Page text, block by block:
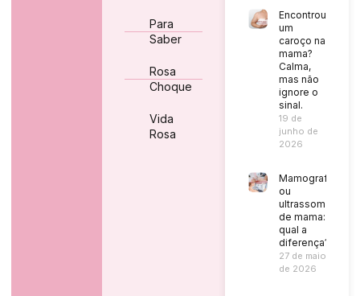
Para
Saber
Rosa
Choque
Vida
Rosa
Encontrou
um
caroço na
mama?
Calma,
mas não
ignore o
sinal.
19 de
junho de
2026
Mamografia
ou
ultrassom
de mama:
qual a
diferença?
27 de maio
de 2026